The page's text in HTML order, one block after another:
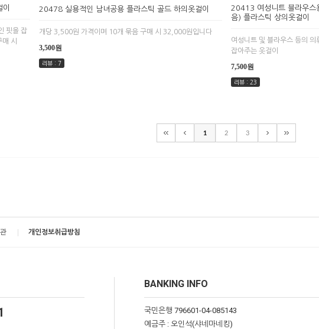
핏을 잡
시
20478 실용적인 남녀공용 플라스틱 골드 하의옷걸이
개당 3,500원 가격이며 10개 묶음 구매 시 32,000원입니다
3,500원
리뷰 : 7
20413 여성니트 블라우
음) 플라스틱 상의옷걸이
여성니트 및 블라우스 등의
잡아주는 옷걸이
7,500원
리뷰 : 23
1 2 3
개인정보취급방침
BANKING INFO
국민은행 796601-04-085143
예금주 : 오인석(샤네마네킹)